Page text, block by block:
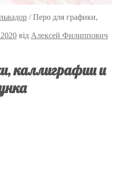
/Перо для графики,
від Алексей Филиппович
каллиграфии и